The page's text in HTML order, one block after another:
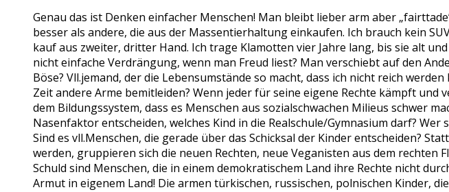
Genau das ist Denken einfacher Menschen! Man bleibt lieber arm aber
besser als andere, die aus der Massentierhaltung einkaufen. Ich brauch kein
kauf aus zweiter, dritter Hand. Ich trage Klamotten vier Jahre lang, bis sie alt
nicht einfache Verdrängung, wenn man Freud liest? Man verschiebt auf den
Böse? Vll.jemand, der die Lebensumstände so macht, dass ich nicht reich
Zeit andere Arme bemitleiden? Wenn jeder für seine eigene Rechte kämpft
dem Bildungssystem, dass es Menschen aus sozialschwachen Milieus schwer
Nasenfaktor entscheiden, welches Kind in die Realschule/Gymnasium darf?
Sind es vll.Menschen, die gerade über das Schicksal der Kinder entscheiden?
werden, gruppieren sich die neuen Rechten, neue Veganisten aus dem rechten
Schuld sind Menschen, die in einem demokratischem Land ihre Rechte nicht
Armut in eigenem Land! Die armen türkischen, russischen, polnischen Kinder,